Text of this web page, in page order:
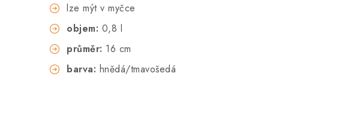
lze mýt v myčce
objem: 0,8 l
průměr: 16 cm
barva: hnědá/tmavošedá